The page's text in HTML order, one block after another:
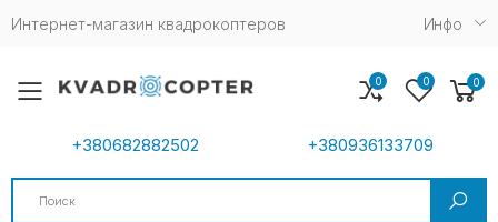
Интернет-магазин квадрокоптеров Инфо
Toggle mobile menu
+380682882502 +380936133709
Search
0 0 0